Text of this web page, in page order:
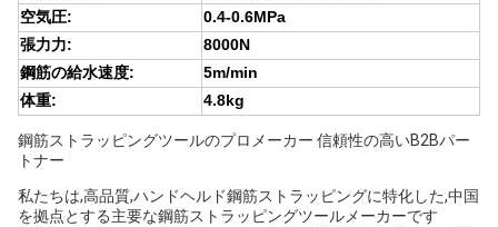
空気圧:
0.4-0.6MPa
張力力:
8000N
鋼筋の給水速度:
5m/min
体重:
4.8kg
鋼筋ストラッピングツールのプロメーカー 信頼性の高いB2Bパー
トナー
私たちは,高品質,ハンドヘルド鋼筋ストラッピングに特化した,中国
を拠点とする主要な鋼筋ストラッピングツールメーカーです